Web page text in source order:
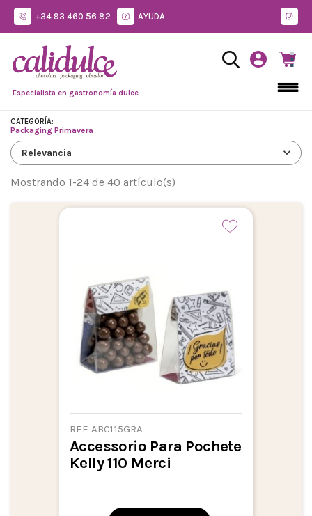
+34 93 460 56 82 AYUDA
Especialista en gastronomía dulce
CATEGORÍA:
Packaging Primavera
Relevancia expand_more
Mostrando 1-24 de 40 artículo(s)
REF ABC115GRA
Accessorio Para Pochete
Kelly 110 Merci